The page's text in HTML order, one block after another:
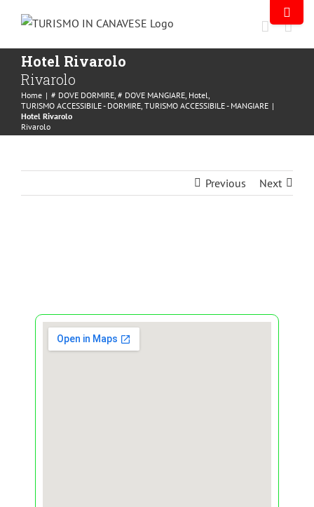
Hotel Rivarolo
Rivarolo
Home | # DOVE DORMIRE, # DOVE MANGIARE, Hotel,
TURISMO ACCESSIBILE - DORMIRE, TURISMO ACCESSIBILE - MANGIARE |
Hotel Rivarolo
Rivarolo
Previous Next